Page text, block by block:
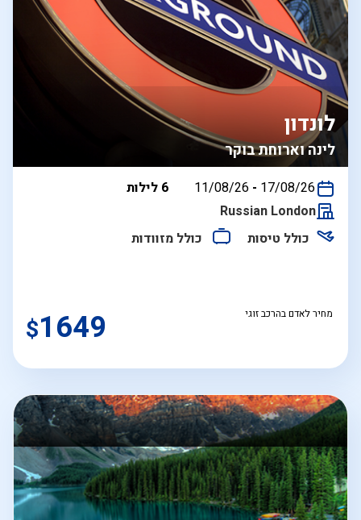
לינה וארוחת בוקר
לונדון
בין
11/08/26 - 17/08/26
6 לילות
Russian London
כולל טיסות
כולל מזוודות
מחיר לאדם בהרכב זוגי $1649